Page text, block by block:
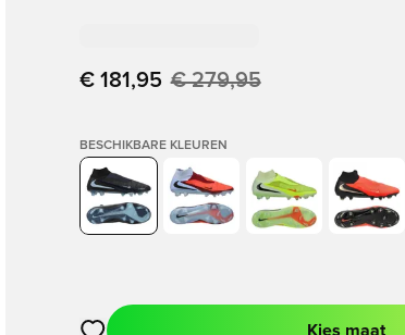
€ 181,95 € 279,95
BESCHIKBARE KLEUREN
Kies maat